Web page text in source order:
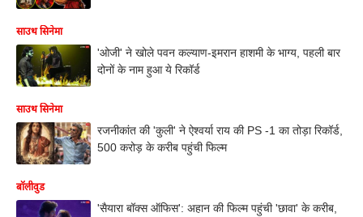
साउथ सिनेमा
'ओजी' ने खोले पवन कल्याण-इमरान हाशमी के भाग्य, पहली बार
दोनों के नाम हुआ ये रिकॉर्ड
साउथ सिनेमा
रजनीकांत की 'कुली' ने ऐश्वर्या राय की PS -1 का तोड़ा रिकॉर्ड,
500 करोड़ के करीब पहुंची फिल्म
बॉलीवुड
'सैयारा बॉक्स ऑफिस': अहान की फिल्म पहुंची 'छावा' के करीब,